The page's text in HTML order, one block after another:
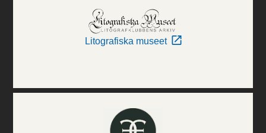
Litografiska museet